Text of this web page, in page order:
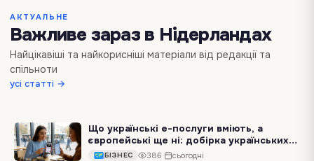
АКТУАЛЬНЕ
Важливе зараз в Нідерландах
Найцікавіші та найкорисніші матеріали від редакції та
спільноти
усі статті →
Куди виїхати з дітьми з України у 2026
році: які країни ЄС приймають родини та
на яку допомогу можна розраховувати
УКРАЇНЦІ ЗА КОРДОНОМ
Що українські e-послуги вміють, а
європейські ще ні: добірка українських
сервісів
БІЗНЕС 386· сьогодні